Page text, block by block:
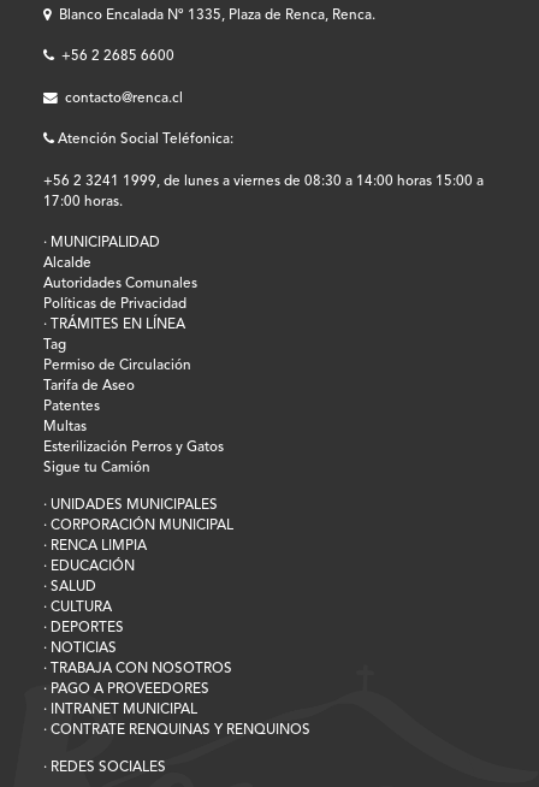
Blanco Encalada Nº 1335, Plaza de Renca, Renca.
+56 2 2685 6600
contacto@renca.cl
Atención Social Teléfonica:
+56 2 3241 1999, de lunes a viernes de 08:30 a 14:00 horas 15:00 a
17:00 horas.
· MUNICIPALIDAD
Alcalde
Autoridades Comunales
Políticas de Privacidad
· TRÁMITES EN LÍNEA
Tag
Permiso de Circulación
Tarifa de Aseo
Patentes
Multas
Esterilización Perros y Gatos
Sigue tu Camión
· UNIDADES MUNICIPALES
· CORPORACIÓN MUNICIPAL
· RENCA LIMPIA
· EDUCACIÓN
· SALUD
· CULTURA
· DEPORTES
· NOTICIAS
· TRABAJA CON NOSOTROS
· PAGO A PROVEEDORES
· INTRANET MUNICIPAL
· CONTRATE RENQUINAS Y RENQUINOS
· REDES SOCIALES